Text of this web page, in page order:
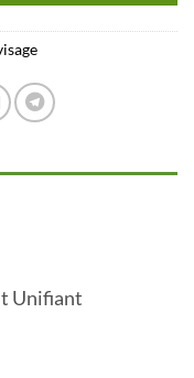
Unifiant